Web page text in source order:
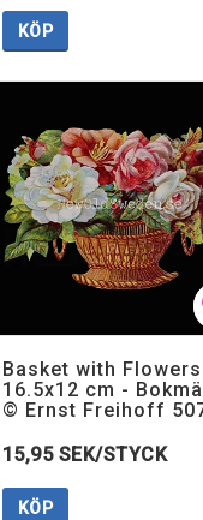
KÖP
till i
till i
Basket with Flowers
16.5x12 cm -
© Ernst Freihoff
15,95 SEK/STYCK
KÖP